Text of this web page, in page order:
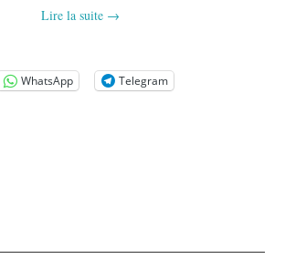
Lire la suite →
WhatsApp
Telegram